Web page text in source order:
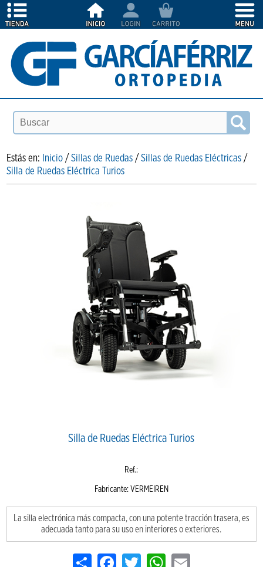
Estás en: Inicio /Sillas de Ruedas /Sillas de Ruedas Eléctricas /
Silla de Ruedas Eléctrica Turios
Silla de Ruedas Eléctrica Turios
Ref.:
Fabricante: VERMEIREN
La silla electrónica más compacta, con una potente tracción trasera, es
adecuada tanto para su uso en interiores o exteriores.
Share FacebookTwitterWhatsAppEmail